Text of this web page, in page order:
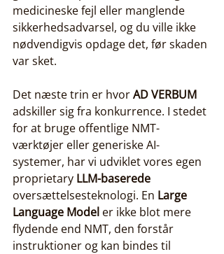
medicineske fejl eller manglende
sikkerhedsadvarsel, og du ville ikke
nødvendigvis opdage det, før skaden
var sket.
Det næste trin er hvor AD VERBUM
adskiller sig fra konkurrence. I stedet
for at bruge offentlige NMT-
værktøjer eller generiske AI-
systemer, har vi udviklet vores egen
proprietary LLM-baserede
oversættelsesteknologi. En Large
Language Model er ikke blot mere
flydende end NMT, den forstår
instruktioner og kan bindes til